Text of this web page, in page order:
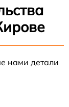
нами детали